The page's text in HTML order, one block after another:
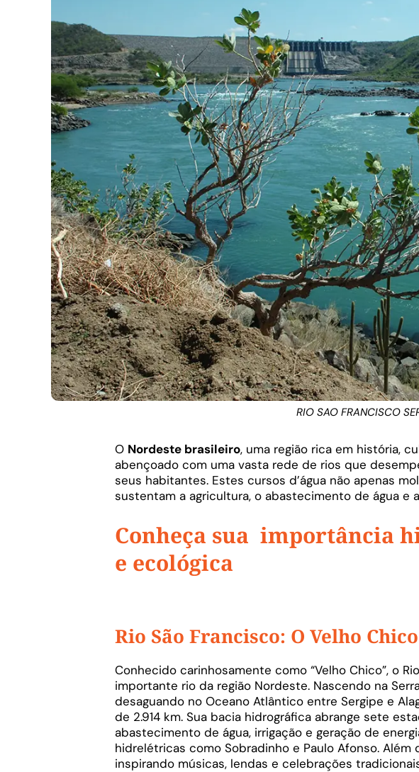
RIO SAO FRANCISCO
O Nordeste brasileiro, uma região rica em história,
abençoado com uma vasta rede de rios que
seus habitantes. Estes cursos d’água não apenas
sustentam a agricultura, o abastecimento de água e
Conheça sua importância
e ecológica
Rio São Francisco: O Velho Chico
Conhecido carinhosamente como “Velho Chico”, o
importante rio da região Nordeste. Nascendo na
desaguando no Oceano Atlântico entre Sergipe e
de 2.914 km. Sua bacia hidrográfica abrange sete
abastecimento de água, irrigação e geração de
hidrelétricas como Sobradinho e Paulo Afonso.
inspirando músicas, lendas e celebrações